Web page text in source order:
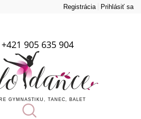
Registrácia Prihlásiť sa
+421 905 635 904
GYMNASTIKU, TANEC, BALET